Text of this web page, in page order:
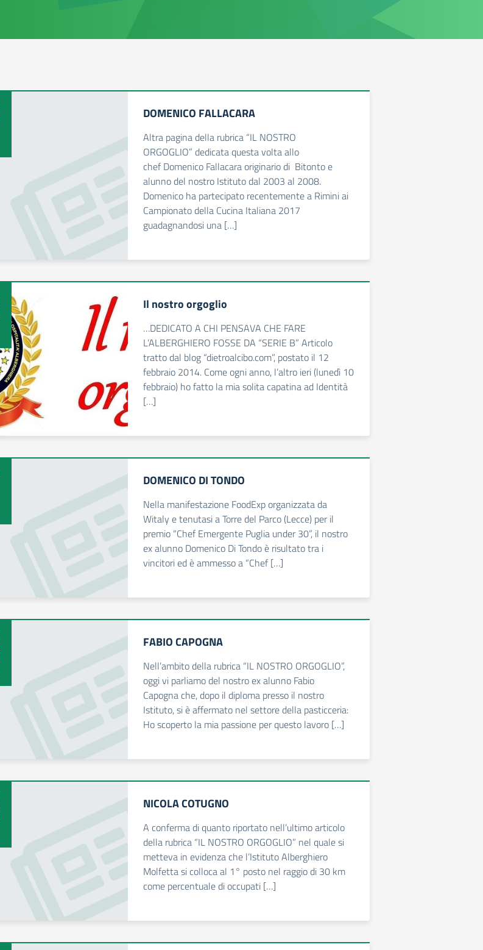
DOMENICO FALLACARA
Altra pagina della rubrica “IL NOSTRO
ORGOGLIO” dedicata questa volta allo
chef Domenico Fallacara originario di Bitonto e
alunno del nostro Istituto dal 2003 al 2008.
Domenico ha partecipato recentemente a Rimini ai
Campionato della Cucina Italiana 2017
guadagnandosi una […]
Il nostro orgoglio
…DEDICATO A CHI PENSAVA CHE FARE
L’ALBERGHIERO FOSSE DA “SERIE B” Articolo
tratto dal blog “dietroalcibo.com”, postato il 12
febbraio 2014. Come ogni anno, l’altro ieri (lunedì 10
febbraio) ho fatto la mia solita capatina ad Identità
[…]
DOMENICO DI TONDO
Nella manifestazione FoodExp organizzata da
Witaly e tenutasi a Torre del Parco (Lecce) per il
premio “Chef Emergente Puglia under 30”, il nostro
ex alunno Domenico Di Tondo è risultato tra i
vincitori ed è ammesso a “Chef […]
FABIO CAPOGNA
Nell’ambito della rubrica “IL NOSTRO ORGOGLIO”,
oggi vi parliamo del nostro ex alunno Fabio
Capogna che, dopo il diploma presso il nostro
Istituto, si è affermato nel settore della pasticceria:
Ho scoperto la mia passione per questo lavoro […]
NICOLA COTUGNO
A conferma di quanto riportato nell’ultimo articolo
della rubrica “IL NOSTRO ORGOGLIO” nel quale si
metteva in evidenza che l’Istituto Alberghiero
Molfetta si colloca al 1° posto nel raggio di 30 km
come percentuale di occupati […]